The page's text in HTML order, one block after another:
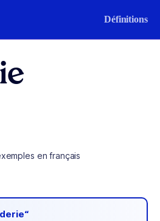
Définitions
en français